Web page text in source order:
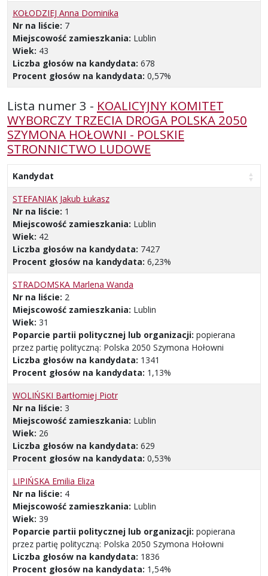
KOŁODZIEJ Anna Dominika
Nr na liście: 7
Miejscowość zamieszkania: Lublin
Wiek: 43
Liczba głosów na kandydata: 678
Procent głosów na kandydata: 0,57%
Lista numer 3 - KOALICYJNY KOMITET
WYBORCZY TRZECIA DROGA POLSKA 2050
SZYMONA HOŁOWNI - POLSKIE
STRONNICTWO LUDOWE
Kandydat
STEFANIAK Jakub Łukasz
Nr na liście: 1
Miejscowość zamieszkania: Lublin
Wiek: 42
Liczba głosów na kandydata: 7427
Procent głosów na kandydata: 6,23%
STRADOMSKA Marlena Wanda
Nr na liście: 2
Miejscowość zamieszkania: Lublin
Wiek: 31
Poparcie partii politycznej lub organizacji: popierana
przez partię polityczną: Polska 2050 Szymona Hołowni
Liczba głosów na kandydata: 1341
Procent głosów na kandydata: 1,13%
WOLIŃSKI Bartłomiej Piotr
Nr na liście: 3
Miejscowość zamieszkania: Lublin
Wiek: 26
Liczba głosów na kandydata: 629
Procent głosów na kandydata: 0,53%
LIPIŃSKA Emilia Eliza
Nr na liście: 4
Miejscowość zamieszkania: Lublin
Wiek: 39
Poparcie partii politycznej lub organizacji: popierana
przez partię polityczną: Polska 2050 Szymona Hołowni
Liczba głosów na kandydata: 1836
Procent głosów na kandydata: 1,54%